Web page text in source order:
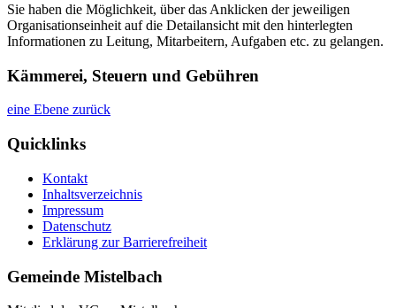
Sie haben die Möglichkeit, über das Anklicken der jeweiligen
Organisationseinheit auf die Detailansicht mit den hinterlegten
Informationen zu Leitung, Mitarbeitern, Aufgaben etc. zu gelangen.
Kämmerei, Steuern und Gebühren
eine Ebene zurück
Quicklinks
Kontakt
Inhaltsverzeichnis
Impressum
Datenschutz
Erklärung zur Barrierefreiheit
Gemeinde Mistelbach